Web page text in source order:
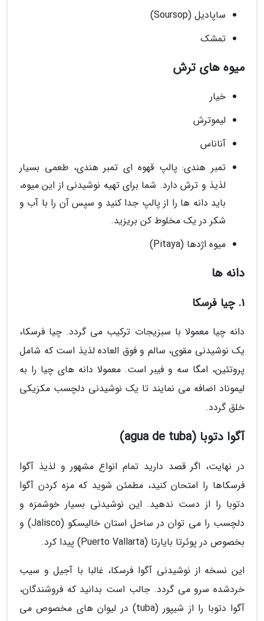
ساپادیل (Soursop)
تمشک
میوه های ترش
خیار
لیموترش
آناناس
تمبر هندی: پالپ قهوه ای تمبر هندی، طعمی بسیار
لذیذ و ترش دارد. شما برای تهیه نوشیدنی از این میوه،
باید دانه ها را از پالپ جدا کنید و سپس آن را با آب و
شکر در یک مخلوط کن بریزید.
میوه اژدها (Pitaya)
دانه ها
1. چیا فرسکا
دانه چیا معمولا با سبزیجات ترکیب می گردد. چیا فرسکا،
یک نوشیدنی مقوی، سالم و فوق العاده لذیذ است که شامل
پروتئین، امگا سه و فیبر است. معمولا دانه های چیا را به
لیموناد اضافه می نمایند تا یک نوشیدنی دلچسب مکزیکی
خلق گردد.
آگوا دتوبا (agua de tuba)
در نهایت، اگر قصد دارید تمام انواع مشهور و لذیذ آگوا
فرسکاها را امتحان کنید، مطمئن شوید که مزه کردن آگوا
دتوبا را از دست ندهید. این نوشیدنی بسیار خوشمزه و
دلچسب را می توان در ساحل استان خالیسکو (Jalisco) و
بخصوص در پوئرتا بایارتا (Puerto Vallarta) پیدا کرد.
این نسخه از نوشیدنی آگوا فرسکا، غالبا با آجیل و سیب
خردشده سرو می گردد. جالب است بدانید که فروشندگان،
آگوا دتوبا را از شیپور (tuba) در لیوان های مخصوص می